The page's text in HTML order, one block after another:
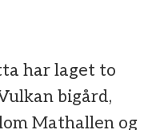
har laget to
bigård,
Mathallen og